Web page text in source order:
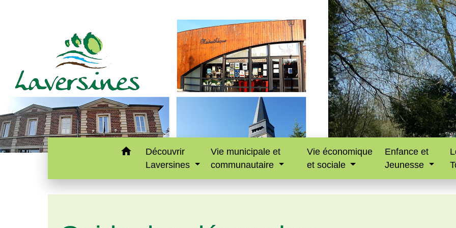
home
Découvrir
Laversines
Vie municipale et
communautaire
Vie économique
et sociale
Enfance et
Jeunesse